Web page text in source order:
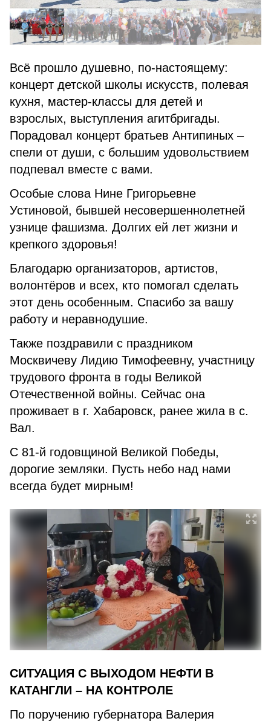
Всё прошло душевно, по-настоящему:
концерт детской школы искусств, полевая
кухня, мастер-классы для детей и
взрослых, выступления агитбригады.
Порадовал концерт братьев Антипиных –
спели от души, с большим удовольствием
подпевал вместе с вами.
Особые слова Нине Григорьевне
Устиновой, бывшей несовершеннолетней
узнице фашизма. Долгих ей лет жизни и
крепкого здоровья!
Благодарю организаторов, артистов,
волонтёров и всех, кто помогал сделать
этот день особенным. Спасибо за вашу
работу и неравнодушие.
Также поздравили с праздником
Москвичеву Лидию Тимофеевну, участницу
трудового фронта в годы Великой
Отечественной войны. Сейчас она
проживает в г. Хабаровск, ранее жила в с.
Вал.
С 81-й годовщиной Великой Победы,
дорогие земляки. Пусть небо над нами
всегда будет мирным!
СИТУАЦИЯ С ВЫХОДОМ НЕФТИ В
КАТАНГЛИ – НА КОНТРОЛЕ
По поручению губернатора Валерия